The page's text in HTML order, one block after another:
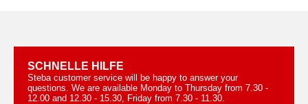
SCHNELLE HILFE
Steba customer service will be happy to answer your
questions. We are available Monday to Thursday from 7.30 -
12.00 and 12.30 - 15.30, Friday from 7.30 - 11.30.